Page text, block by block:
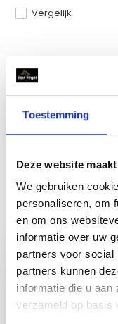
Toestemming
Deze website
We gebruiken
personaliseren, om
en om ons
informatie over uw
partners voor social
partners kunnen
informatie die u aan
verzameld op basis
Vergelijk
Productomschrijving
Reviews
Delen
Recent bekeken